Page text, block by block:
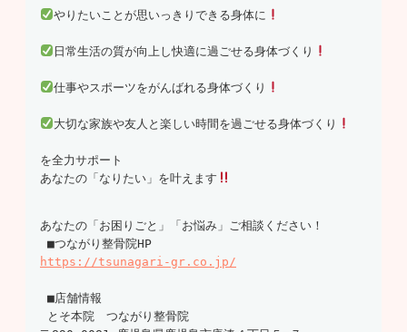
やりたいことが思いっきりできる身体に
日常生活の質が向上し快適に過ごせる身体づくり
仕事やスポーツをがんばれる身体づくり
大切な家族や友人と楽しい時間を過ごせる身体づくり
を全力サポート
あなたの「なりたい」を叶えます
あなたの「お困りごと」「お悩み」ご相談ください！
■つながり整骨院HP
https://tsunagari-gr.co.jp/
■店舗情報
とそ本院　つながり整骨院